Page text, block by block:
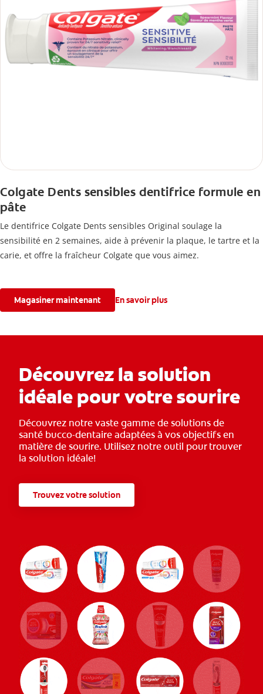
Colgate Dents sensibles dentifrice formule en
pâte
Le dentifrice Colgate Dents sensibles Original soulage la
sensibilité en 2 semaines, aide à prévenir la plaque, le tartre et la
carie, et offre la fraîcheur Colgate que vous aimez.
Magasiner maintenant En savoir plus
Découvrez la solution
idéale pour votre sourire
Découvrez notre vaste gamme de solutions de
santé bucco-dentaire adaptées à vos objectifs en
matière de sourire. Utilisez notre outil pour trouver
la solution idéale!
Trouvez votre solution